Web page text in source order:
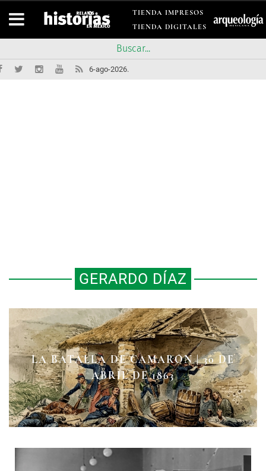
TIENDA IMPRESOS
TIENDA DIGITALES
6-ago-2026.
GERARDO DÍAZ
LA BATALLA DE CAMARÓN | 30 DE
ABRIL DE 1863
EN BUSCA DE PANCHO VILLA
LA LENTE DE GUILLERMO KAHLO